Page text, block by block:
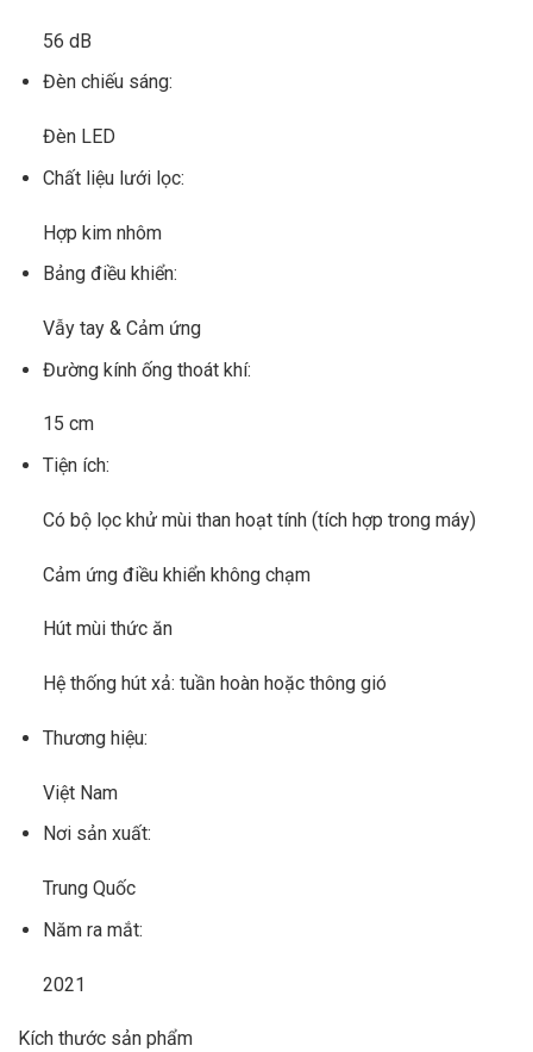
56 dB
Đèn chiếu sáng:
Đèn LED
Chất liệu lưới lọc:
Hợp kim nhôm
Bảng điều khiển:
Vẫy tay & Cảm ứng
Đường kính ống thoát khí:
15 cm
Tiện ích:
Có bộ lọc khử mùi than hoạt tính (tích hợp trong máy)
Cảm ứng điều khiển không chạm
Hút mùi thức ăn
Hệ thống hút xả: tuần hoàn hoặc thông gió
Thương hiệu:
Việt Nam
Nơi sản xuất:
Trung Quốc
Năm ra mắt:
2021
Kích thước sản phẩm